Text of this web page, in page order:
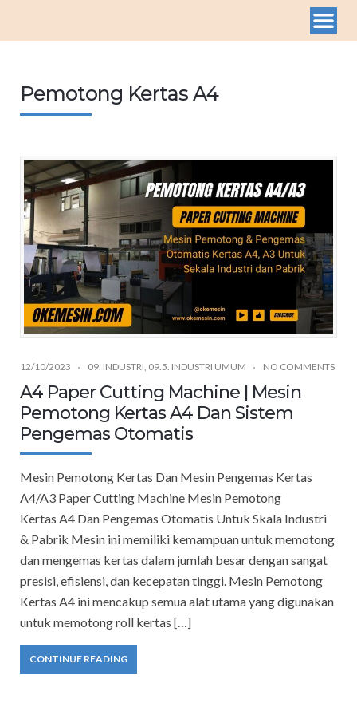
Pemotong Kertas A4
12/10/2023 09. INDUSTRI 09.5. INDUSTRI UMUM NO COMMENTS
A4 Paper Cutting Machine | Mesin
Pemotong Kertas A4 Dan Sistem
Pengemas Otomatis
Mesin Pemotong Kertas Dan Mesin Pengemas Kertas
A4/A3 Paper Cutting Machine Mesin Pemotong
Kertas A4 Dan Pengemas Otomatis Untuk Skala Industri
& Pabrik Mesin ini memiliki kemampuan untuk memotong
dan mengemas kertas dalam jumlah besar dengan sangat
presisi, efisiensi, dan kecepatan tinggi. Mesin Pemotong
Kertas A4 ini mencakup semua alat utama yang digunakan
untuk memotong roll kertas […]
CONTINUE READING